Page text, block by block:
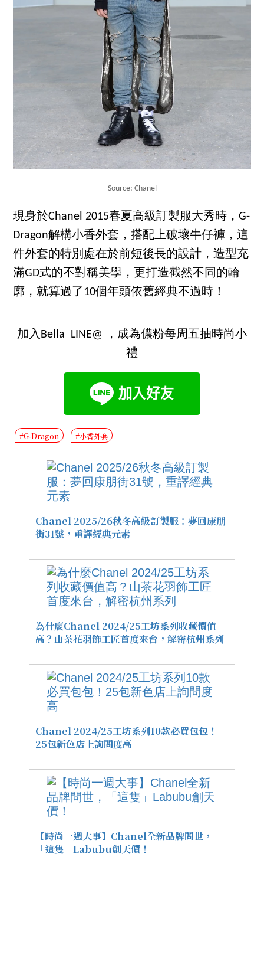
Source: Chanel
現身於Chanel 2015春夏高級訂製服大秀時，G-
Dragon解構小香外套，搭配上破壞牛仔褲，這
件外套的特別處在於前短後長的設計，造型充
滿GD式的不對稱美學，更打造截然不同的輪
廓，就算過了10個年頭依舊經典不過時！
加入Bella LINE@ ，成為儂粉每周五抽時尚小
禮
#G‑Dragon #小香外套
Chanel 2025/26秋冬高級訂製服：夢回康朋
街31號，重譯經典元素
為什麼Chanel 2024/25工坊系列收藏價值
高？山茶花羽飾工匠首度來台，解密杭州系列
Chanel 2024/25工坊系列10款必買包包！
25包新色店上詢問度高
【時尚一週大事】Chanel全新品牌問世，
「這隻」Labubu創天價！